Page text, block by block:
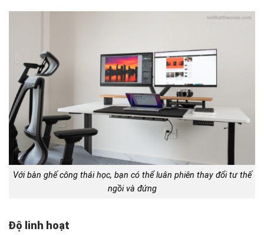
Với bàn ghế công thái học, bạn có thể luân phiên thay đổi tư thế
ngồi và đứng
Độ linh hoạt